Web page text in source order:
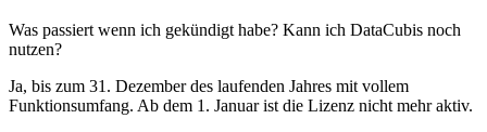
Was passiert wenn ich gekündigt habe? Kann ich DataCubis noch
nutzen?
Ja, bis zum 31. Dezember des laufenden Jahres mit vollem
Funktionsumfang. Ab dem 1. Januar ist die Lizenz nicht mehr aktiv.